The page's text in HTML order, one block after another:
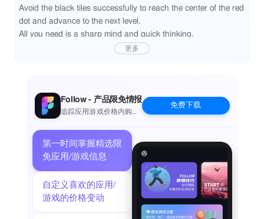
Avoid the black tiles successfully to reach the center of the red
dot and advance to the next level.
All you need is a sharp mind and quick thinking.
Share and challenge your friends! (Game Center)
更多
Follow - 产品限免情报
追踪应用游戏价格内购波
免费下载
第一时间掌握精选限
免应用/游戏信息
自定义喜欢的应用/
游戏的价格变动